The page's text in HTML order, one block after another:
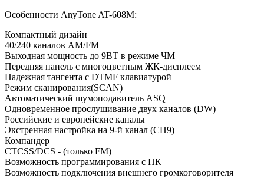
Особенности AnyTone AT-608M:
Компактный дизайн
40/240 каналов AM/FM
Выходная мощность до 9ВТ в режиме ЧМ
Передняя панель с многоцветным ЖК-дисплеем
Надежная тангента с DTMF клавиатурой
Режим сканирования(SCAN)
Автоматический шумоподавитель ASQ
Одновременное прослушивание двух каналов (DW)
Российские и европейские каналы
Экстренная настройка на 9-й канал (CH9)
Компандер
CTCSS/DCS - (только FM)
Возможность программирования с ПК
Возможность подключения внешнего громкоговорителя